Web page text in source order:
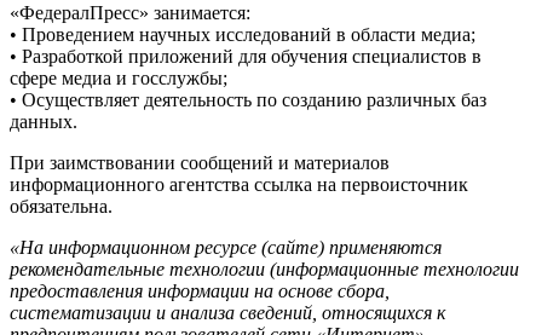
«ФедералПресс» занимается:
• Проведением научных исследований в области медиа;
• Разработкой приложений для обучения специалистов в
сфере медиа и госслужбы;
• Осуществляет деятельность по созданию различных баз
данных.
При заимствовании сообщений и материалов
информационного агентства ссылка на первоисточник
обязательна.
«На информационном ресурсе (сайте) применяются
рекомендательные технологии (информационные технологии
предоставления информации на основе сбора,
систематизации и анализа сведений, относящихся к